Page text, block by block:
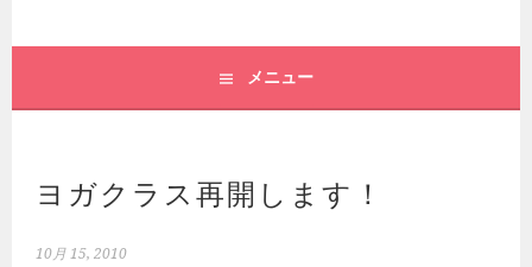
メニュー
ヨガクラス再開します！
10月 15, 2010